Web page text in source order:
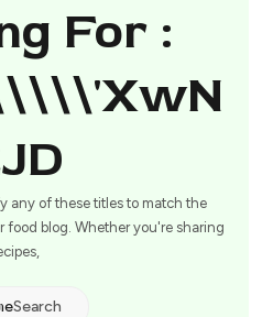
For :
any of these titles to match the
blog. Whether you're sharing
Search